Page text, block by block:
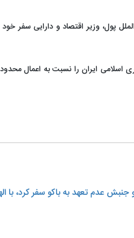
سالانه ۲۰۱۹ گروه بانک جهانی و صندوق بین الملل پول، وزیر اقتصاد
ایران را نسبت به اعمال
عدم تعهد به باکو سفر کرد، با